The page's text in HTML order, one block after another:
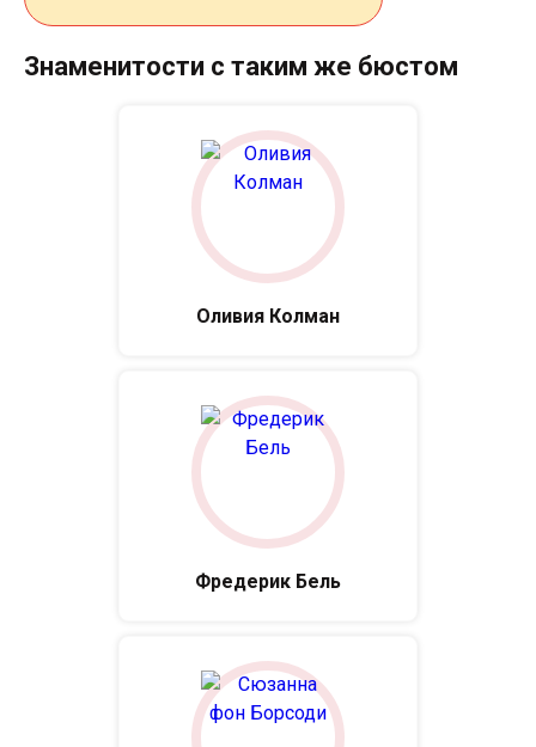
Знаменитости с таким же бюстом
Оливия Колман
Фредерик Бель